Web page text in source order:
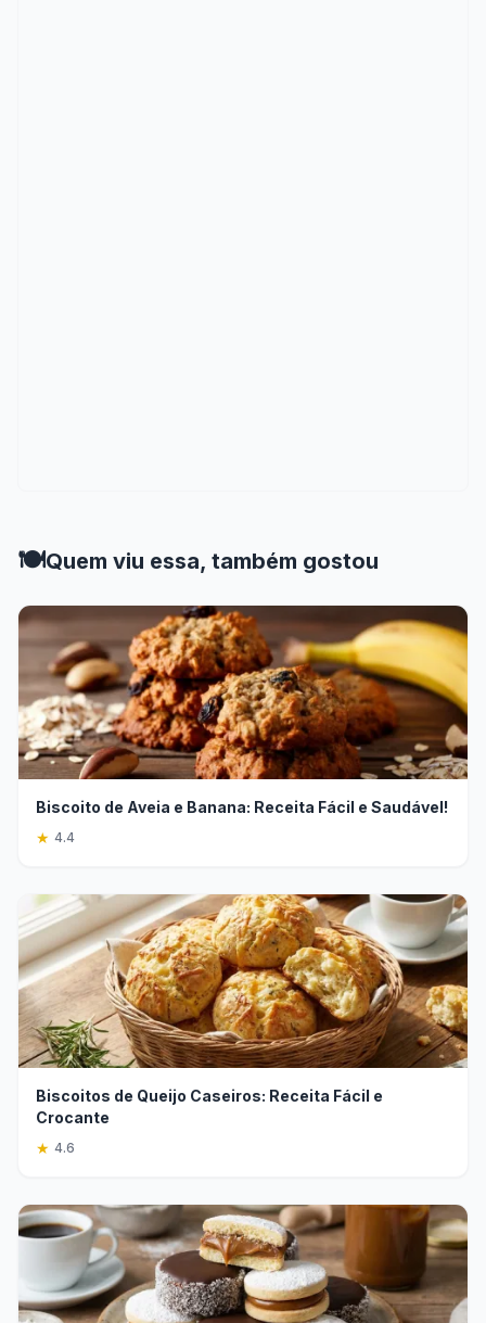
🍽️Quem viu essa, também gostou
Biscoito de Aveia e Banana: Receita Fácil e Saudável!
★ 4.4
Biscoitos de Queijo Caseiros: Receita Fácil e
Crocante
★ 4.6